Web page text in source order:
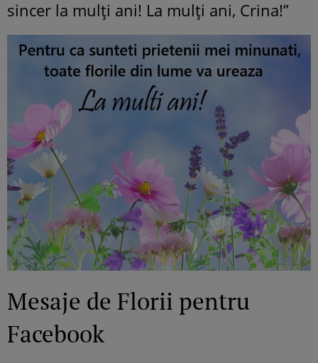
sincer la mulți ani! La mulți ani, Crina!”
Mesaje de Florii pentru
Facebook